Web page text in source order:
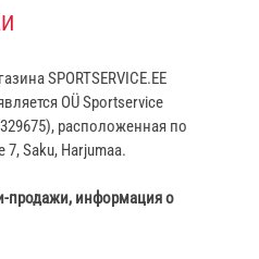
SPORTSERVICE.EE
OÜ Sportservice
расположенная по
7, Saku, Harjumaa.
информация о